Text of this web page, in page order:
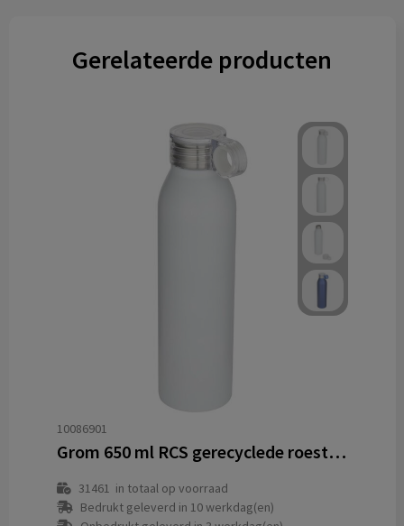
Gerelateerde producten
10086901
Grom 650 ml RCS gerecyclede roestvrijstalen waterfles
31461 in totaal op voorraad
Bedrukt geleverd in 10 werkdag(en)